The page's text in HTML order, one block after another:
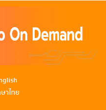
าไทย